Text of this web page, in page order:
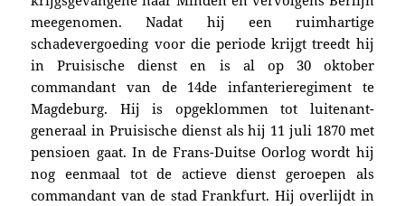
meegenomen. Nadat hij een ruimhartige
schadevergoeding voor die periode krijgt treedt hij
in Pruisische dienst en is al op 30 oktober
commandant van de 14de infanterieregiment te
Magdeburg. Hij is opgeklommen tot luitenant-
generaal in Pruisische dienst als hij 11 juli 1870 met
pensioen gaat. In de Frans-Duitse Oorlog wordt hij
nog eenmaal tot de actieve dienst geroepen als
commandant van de stad Frankfurt. Hij overlijdt in